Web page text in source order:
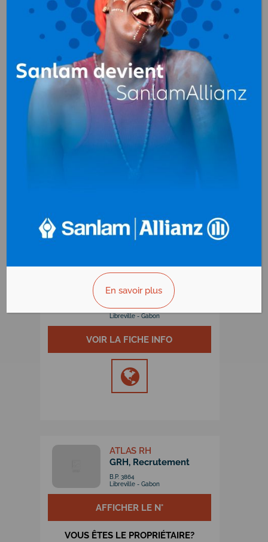
GRH, RecrutementauGabon
ALTEMPLOI
GRH, Recrutement
Vallée Ste. Marie
BP 2707
Libreville - Gabon
Prestation :
Cabinet de Conseil en
Ressources Humaines
VOIR LA FICHE INFO
ALTEMPLOI INTERIM
GRH, Recrutement
Galerie Jardin d'Ambre vallée Ste.
BP 2707
Libreville - Gabon
VOIR LA FICHE INFO
VOIR LA FICHE INFO
ATLAS RH
GRH, Recrutement
B.P. 3864
Libreville - Gabon
AFFICHER LE N°
VOUS ÊTES LE PROPRIÉTAIRE?
En savoir plus